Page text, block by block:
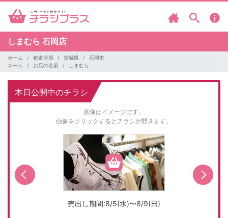
しまむら 石岡店
ホーム 都道府県 茨城県
石岡市
ホーム
お店の名前 しまむら
本日公開中のチラシ
画像はイメージです。
画像をクリックするとチラシが開きます。
売出し期間:8/5(水)〜8/9(日)